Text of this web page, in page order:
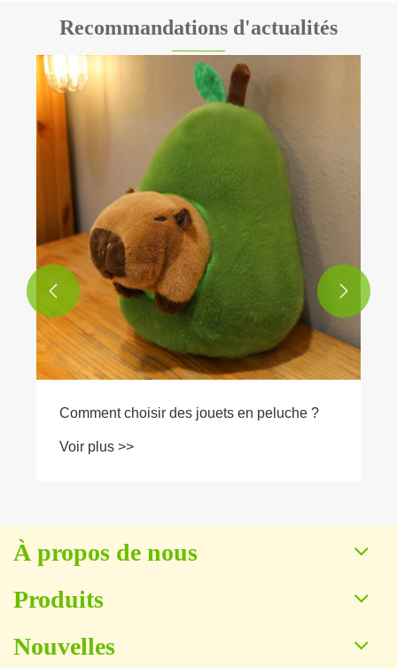
Recommandations d'actualités
Le rôle des peluches pour les enfants : bien
plus que de simples jouets
 
À propos de nous
Produits
Nouvelles